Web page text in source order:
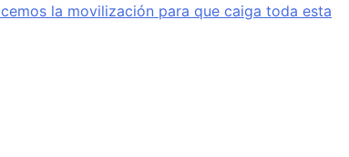
la movilización para que caiga toda esta